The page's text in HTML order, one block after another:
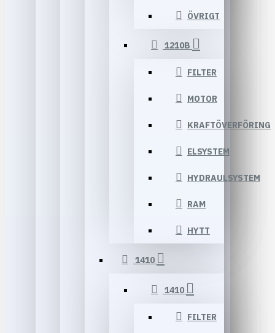
ÖVRIGT
1210B
FILTER
MOTOR
KRAFTÖVERFÖRING
ELSYSTEM
HYDRAULSYSTEM
RAM
HYTT
1410
1410
FILTER